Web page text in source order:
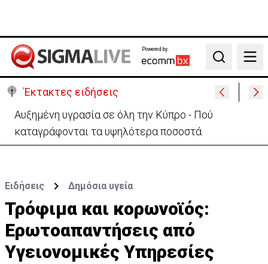
Powered by:
Search
Έκτακτες ειδήσεις
Αυξημένη υγρασία σε όλη την Κύπρο - Πού
καταγράφονται τα υψηλότερα ποσοστά
Ειδήσεις Δημόσια υγεία
Τρόφιμα και κορωνοϊός:
Ερωτοαπαντήσεις από
Υγειονομικές Υπηρεσίες